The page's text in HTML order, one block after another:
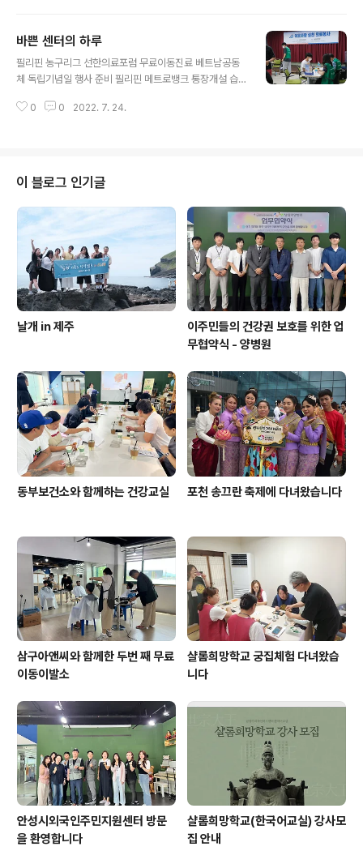
맑고 푸른하늘처럼 내일을 준비하는 오늘! 결실의 계절, 가
을을 실감하게 하는 날입니다.
바쁜 센터의 하루
필리핀 농구리그 선한의료포럼 무료이동진료 베트남공동
체 독립기념일 행사 준비 필리핀 메트로뱅크 통장개설 습
0 0 2022. 7. 24.
이 블로그 인기글
날개 in 제주
이주민들의 건강권 보호를 위한 업
무협약식 - 양병원
동부보건소와 함께하는 건강교실 포천 송끄란 축제에 다녀왔습니다
삼구아앤씨와 함께한 두번 째 무료
이동이발소
샬롬희망학교 궁집체험 다녀왔습
니다
안성시외국인주민지원센터 방문
을 환영합니다
샬롬희망학교(한국어교실) 강사모
집 안내